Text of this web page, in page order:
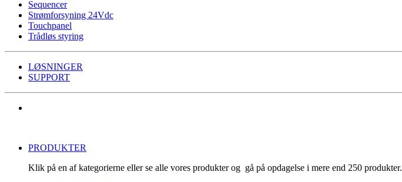
Sequencer
Strømforsyning 24Vdc
Touchpanel
Trådløs styring
LØSNINGER
SUPPORT
PRODUKTER
Klik på en af kategorierne eller se alle vores produkter og gå på opdagelse i mere end 250 produkter.